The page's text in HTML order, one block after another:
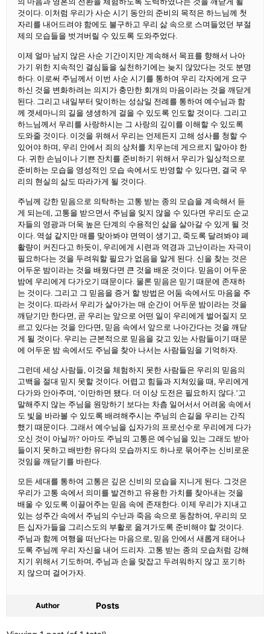
것이다. 이처럼 우리가 사순 시기 동안의 준비의 목적은 하느님께 첫
자리를 내어드려야 함에도 불구하고 우리 삶 속으로 스며들었던 부절
제의 모습들을 벗겨버릴 수 있도록 도와주었다.
이제 얼마 남지 않은 사순 기간이지만 계속해서 목표를 향해서 나아
가기 위한 지속적인 결심들을 실천하기에는 늦지 않았다는 것도 분명
하다. 이로써 주님께서 이번 사순 시기를 통하여 우리 각자에게 요구
하신 것을 변화하려는 의지가 충만한 회개의 마음이라는 것을 깨닫게
된다. 그리고 내일부터 맞이하는 성삼일 전례를 통하여 예수님과 함
께 겟세마니의 길을 생생하게 걸을 수 있도록 인도할 것이다. 그리고
하느님께서 우리를 사랑하시는 그 사랑의 깊이를 이해할 수 있도록
도와줄 것이다. 이것을 위해서 우리는 언제든지 고해 성사를 청할 수
있어야 하며, 우리 안에서 죄의 상처를 치우는데 게으르지 말아야 한
다. 귀한 손님이나 기쁜 잔치를 준비하기 위해서 우리가 일상적으로
준비하는 모습을 영성적인 모습 속에서도 반영할 수 있다면, 결국 우
리의 현실의 삶도 따라가게 될 것이다.
주님께 강한 믿음으로 의탁하는 고통 받는 종의 모습을 계속해서 듣
게 되는데, 고통을 받으면서 주님을 잊지 않을 수 있다면 우리도 순교
자들의 영광과 더욱 높은 단계의 수용적인 삶을 살아갈 수 있게 될 것
이다. 역설 같지만 매를 맞아봐야 면역이 생기고, 죽도록 달려봐야 폐
활량이 커진다고 하듯이, 우리에게 시련과 역경과 고난이라는 자극이
필요하다는 것을 두려워할 필요가 없음을 알게 된다. 신을 찾는 것은
어두운 밤이라는 것을 배웠다면 큰 것을 배운 것이다. 믿음이 어두운
밤에 우리에게 다가오기 때문이다. 물론 믿음은 믿기 때문에 존재하
는 것이다. 그리고 그 믿음을 증거 할 방법은 어둠 속에서도 마음을 주
는 것이다. 따라서 우리가 살아가는 매 순간이 어두운 밤이라는 것을
깨닫기만 한다면, 곧 우리는 앞으로 어떤 일이 우리에게 벌어질지 모
르고 있다는 것을 안다면, 믿음 속에서 앞으로 나아간다는 것을 깨닫
게 될 것이다. 우리는 근본적으로 믿음을 갖고 있는 사람들이기 때문
에 어두운 밤 속에서도 주님을 찾아 나서는 사람들임을 기억하자.
그런데 세상 사람들, 이것을 체험하지 못한 사람들은 우리의 믿음의
고백을 절대 믿지 못할 것이다. 어렵고 힘들과 지쳐있을 때, 우리에게
다가와 안아주며, ‘이만하면 됐다. 더 이상 도전은 필요하지 않다.’고
말해주지 않는 주님을 원망하기 보다는 차츰 일어서서 어려움 속에서
도 빛을 바라볼 수 있도록 배려해주시는 주님의 손길을 우리는 간직
했기 때문이다. 그래서 예수님을 십자가의 프로선수로 우리에게 다가
오신 것이 아닐까? 아마도 주님의 고통은 예수님을 있는 그래도 받아
들이지 못하고 배반한 유다의 모습까지도 하나로 묶어주는 신비로운
것임을 깨닫기를 바란다.
모든 세대를 통하여 고통은 깊은 신비의 모습을 지니게 된다. 그것은
우리가 고통 속에서 의미를 발견하고 유용한 가치를 찾아내는 것을
배울 수 있도록 이끌어주는 믿음 속에 존재한다. 이제 우리가 지내고
있는 성주간 속에서 주님의 수난과 죽음 속으로 동참하여, 우리의 모
든 십자가들을 그리스도의 부활로 옮겨가도록 준비해야 할 것이다.
주님과 함께 여행을 떠난다는 마음으로, 믿음 안에서 새롭게 태어나
도록 주님께 우리 자신을 내어 드리자. 고통 받는 종의 모습처럼 강해
지기 위해서 기도하며, 주님과 손을 맞잡고 두려워하지 않고 포기하
지 않으며 걸어가자.
Author Posts